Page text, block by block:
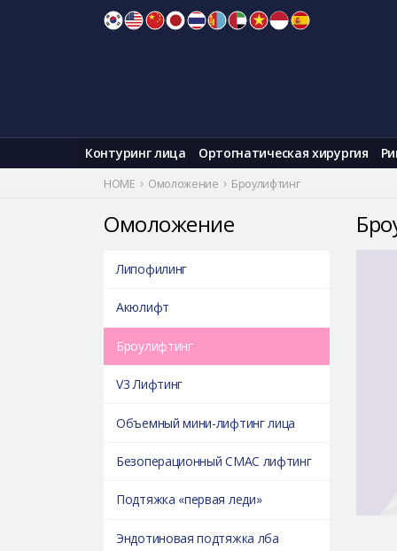
Контуринг лица Ортогнатическая хирургия
HOME Омоложение Броулифтинг
Омоложение
Липофилинг
Акюлифт
Броулифтинг
V3 Лифтинг
Объемный мини-лифтинг лица
Безоперационный СМАС лифтинг
Подтяжка «первая леди»
Эндотиновая подтяжка лба